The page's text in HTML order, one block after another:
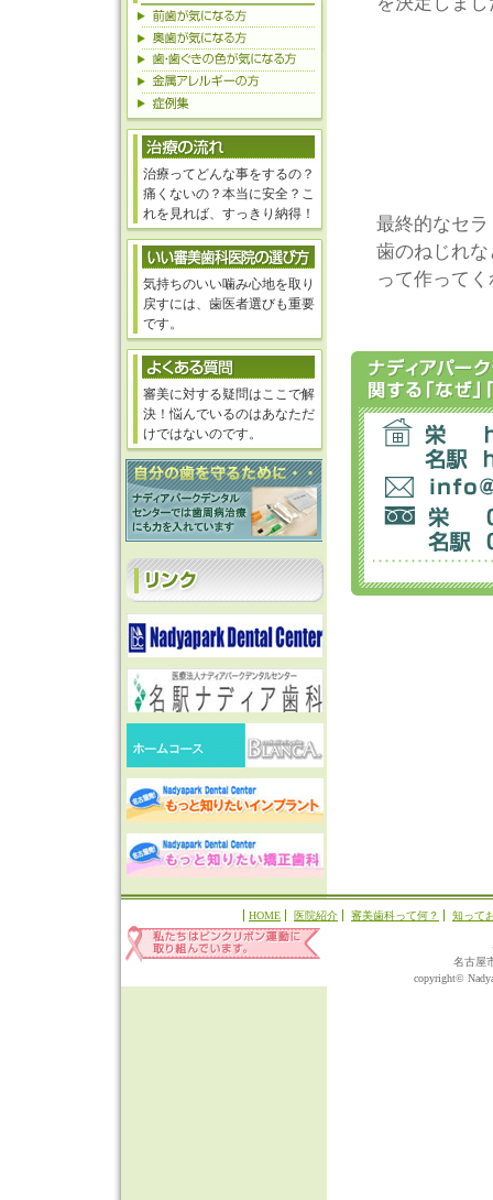
最終的なセ
歯のねじれ
って作って
治療ってどんな事をするの？
痛くないの？本当に安全？こ
れを見れば、すっきり納得！
気持ちのいい噛み心地を取り
戻すには、歯医者選びも重要
です。
審美に対する疑問はここで解
決！悩んでいるのはあなただ
けではないのです。
HOME 医院紹介 審美歯科って何？ 知って
名古屋
copyright©